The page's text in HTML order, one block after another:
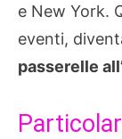
e New York.
eventi,
passerelle